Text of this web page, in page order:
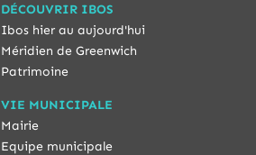
DÉCOUVRIR IBOS
Ibos hier au aujourd'hui
Méridien de Greenwich
Patrimoine
VIE MUNICIPALE
Mairie
Equipe municipale